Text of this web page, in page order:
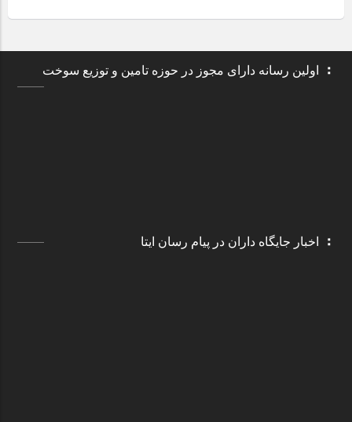
اولین رسانه دارای مجوز در حوزه تامین و توزیع سوخت
اخبار جایگاه داران در پیام رسان ایتا